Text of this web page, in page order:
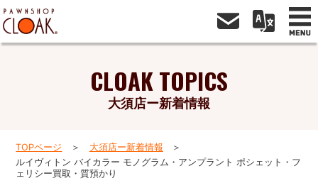
CLOAK TOPICS
大須店ー新着情報
TOPページ
大須店ー新着情報
ルイヴィトン バイカラー モノグラム・アンプラント ポシェット・フ
ェリシー買取・質預かり